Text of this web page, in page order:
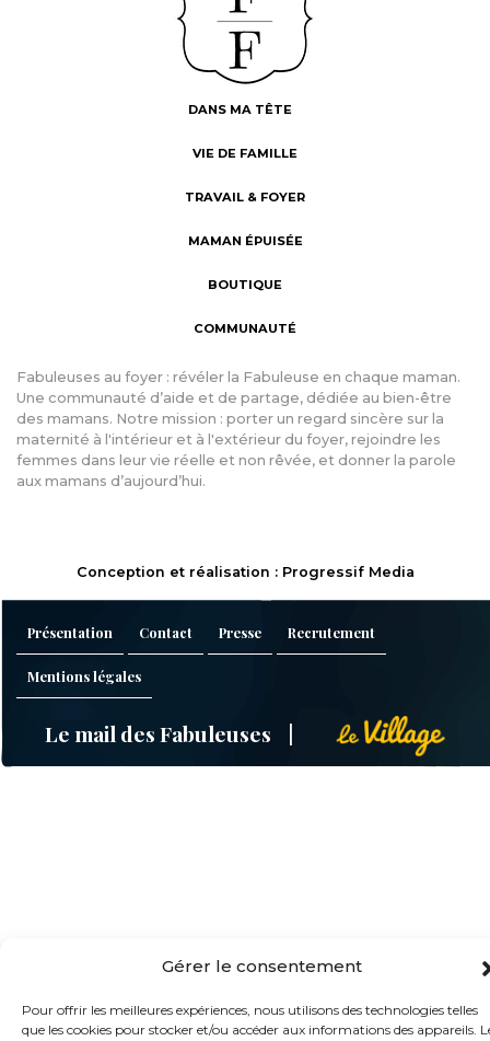
Gérer le consentement
Pour offrir les meilleures expériences, nous utilisons des technologies telles
que les cookies pour stocker et/ou accéder aux informations des appareils.
DANS MA TÊTE
VIE DE FAMILLE
TRAVAIL & FOYER
MAMAN ÉPUISÉE
BOUTIQUE
COMMUNAUTÉ
Fabuleuses au foyer : révéler la Fabuleuse en chaque maman.
Une communauté d’aide et de partage, dédiée au bien-être
des mamans. Notre mission : porter un regard sincère sur la
maternité à l'intérieur et à l'extérieur du foyer, rejoindre les
femmes dans leur vie réelle et non rêvée, et donner la parole
aux mamans d’aujourd’hui.
Conception et réalisation : Progressif Media
Présentation Contact Presse Recrutement
Mentions légales
Le mail des Fabuleuses